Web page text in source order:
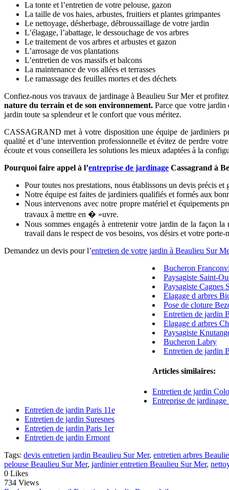
La tonte et l’entretien de votre pelouse, gazon
La taille de vos haies, arbustes, fruitiers et plantes grimpantes
Le nettoyage, désherbage, débroussaillage de votre jardin
L’élagage, l’abattage, le dessouchage de vos arbres
Le traitement de vos arbres et arbustes et gazon
L’arrosage de vos plantations
L’entretien de vos massifs et balcons
La maintenance de vos allées et terrasses
Le ramassage des feuilles mortes et des déchets
Confiez-nous vos travaux de jardinage à Beaulieu Sur Mer et
nature du terrain et de son environnement. Parce que votre jardin
jardin toute sa splendeur et le confort que vous méritez.
CASSAGRAND met à votre disposition une équipe de jardiniers
qualité et d’une intervention professionnelle et évitez de perdre
écoute et vous conseillera les solutions les mieux adaptées à la
Pourquoi faire appel à l’entreprise de jardinage Cassagrand à
Pour toutes nos prestations, nous établissons un devis précis
Notre équipe est faites de jardiniers qualifiés et formés aux
Nous intervenons avec notre propre matériel et équipements
travaux à mettre en � »uvre.
Nous sommes engagés à entretenir votre jardin de la façon
travail dans le respect de vos besoins, vos désirs et votre porte-
Demandez un devis pour l’entretien de votre jardin à Beaulieu Sur
Bucheron
Paysagiste Saint-
Paysagiste Cagnes
Elagage d arbres
Pose de cloture
Entretien de jardin
Elagage d arbres
Paysagiste
Bucheron Labry
Entretien de jardin
Articles similaires:
Entretien de jardin
Entreprise de
Entretien de jardin Paris 11e
Entretien de jardin Suresnes
Entretien de jardin Paris 1er
Entretien de jardin Ermont
Tags: devis entretien jardin Beaulieu Sur Mer, entretien arbres
pelouse Beaulieu Sur Mer, jardinier entretien Beaulieu Sur Mer,
0 Likes
734 Views